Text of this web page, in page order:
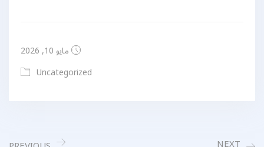
مايو 10, 2026
Uncategorized